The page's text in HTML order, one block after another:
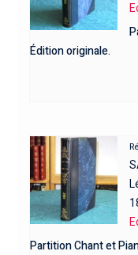
Édition originale.
Partition Chant et